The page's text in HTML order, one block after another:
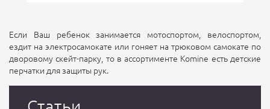
Если Ваш ребенок занимается мотоспортом, велоспортом,
ездит на электросамокате или гоняет на трюковом самокате по
дворовому скейт-парку, то в ассортименте Komine есть детские
перчатки для защиты рук.